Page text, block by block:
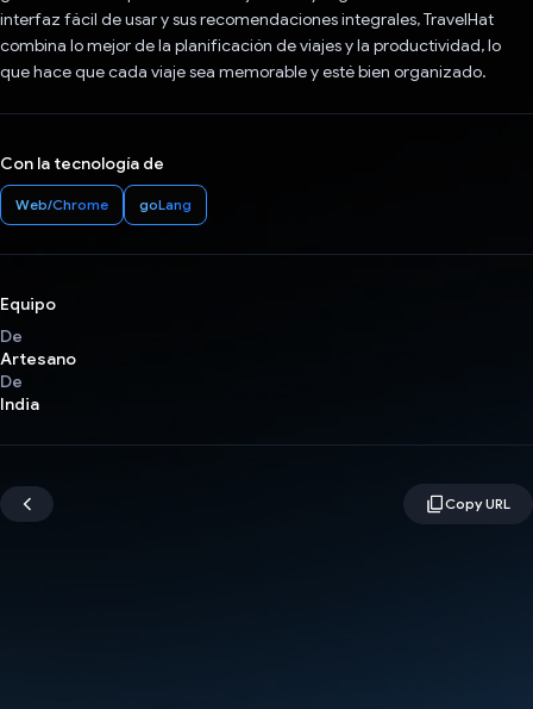
interfaz fácil de usar y sus recomendaciones integrales, TravelHat
combina lo mejor de la planificación de viajes y la productividad, lo
que hace que cada viaje sea memorable y esté bien organizado.
Con la tecnología de
Web/Chrome goLang
Equipo
De
Artesano
De
India